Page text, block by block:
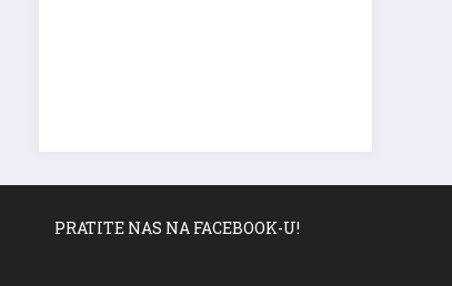
PRATITE NAS NA FACEBOOK-U!